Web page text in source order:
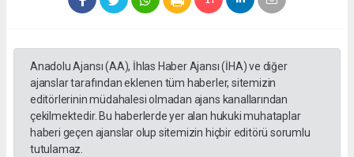
Anadolu Ajansı (AA), İhlas Haber Ajansı (İHA) ve diğer
ajanslar tarafından eklenen tüm haberler, sitemizin
editörlerinin müdahalesi olmadan ajans kanallarından
çekilmektedir. Bu haberlerde yer alan hukuki muhataplar
haberi geçen ajanslar olup sitemizin hiçbir editörü sorumlu
tutulamaz.